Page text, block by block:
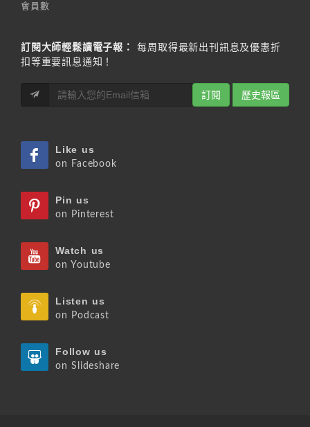
會員數
訂閱大師輕鬆讀電子報：
每周取得最新出刊訊息及優惠折
扣等重要訊息通知！
訂閱 歷史報區
Like us
on Facebook
Pin us
on Pinterest
Watch us
on Youtube
Listen us
on Podcast
Follow us
on Slideshare